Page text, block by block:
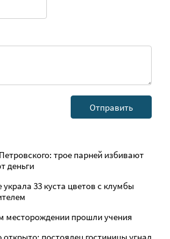
трое парней избивают
деньги
33 куста цветов с клумбы
месторождении прошли учения